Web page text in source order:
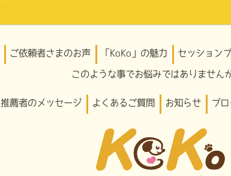
ご依頼者さまのお声 「KoKo」の魅力 セッション
このような事でお悩みではありません
推薦者のメッセージ よくあるご質問 お知らせ ブロ